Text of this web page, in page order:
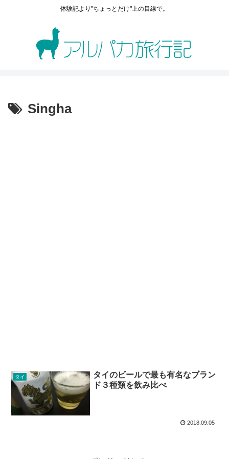
体験記より"ちょっとだけ"上の目線で。
Singha
タイ
タイのビールで最も有名なブラン
ド３種類を飲み比べ
2018.09.05